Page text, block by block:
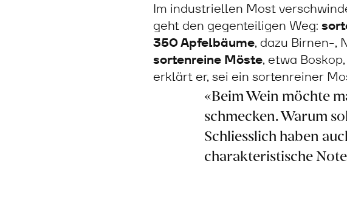
Im industriellen Most
geht den gegenteiligen Weg:
350 Apfelbäume, dazu Birnen-,
sortenreine Möste, etwa
erklärt er, sei ein sortenreiner
«Beim Wein möchte
schmecken. Warum
Schliesslich haben
charakteristische